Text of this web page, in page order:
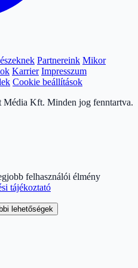
Partnereink Mikor
Karrier Impresszum
Cookie beállítások
Kft. Minden jog fenntartva.
felhasználói élmény
tájékoztató
lehetőségek